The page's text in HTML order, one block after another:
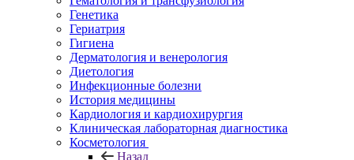
Генетика
Гериатрия
Гигиена
Дерматология и венерология
Диетология
Инфекционные болезни
История медицины
Кардиология и кардиохирургия
Клиническая лабораторная диагностика
Косметология
Назад